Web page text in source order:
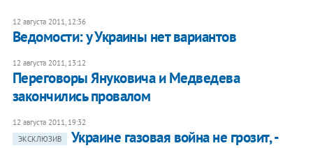
12 августа 2011, 12:36
Ведомости: у Украины нет вариантов
12 августа 2011, 13:12
Переговоры Януковича и Медведева
закончились провалом
12 августа 2011, 19:32
ЭКСКЛЮЗИВ
Украине газовая война не грозит, -